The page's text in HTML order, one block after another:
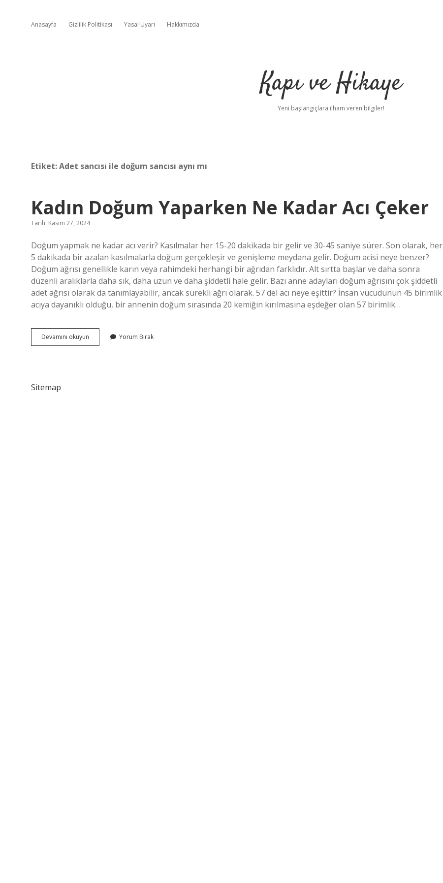
Anasayfa Gizlilik Politikası Yasal Uyarı Hakkımızda
Kapı ve Hikaye
Yeni başlangıçlara ilham veren bilgiler!
Etiket:Adet sancısı ile doğum sancısı aynı mı
Kadın Doğum Yaparken Ne Kadar Acı Çeker
Tarih: Kasım 27, 2024
Doğum yapmak ne kadar acı verir? Kasılmalar her 15-20 dakikada bir gelir ve 30-45 saniye sürer. Son olarak, her
5 dakikada bir azalan kasılmalarla doğum gerçekleşir ve genişleme meydana gelir. Doğum acisi neye benzer?
Doğum ağrısı genellikle karın veya rahimdeki herhangi bir ağrıdan farklıdır. Alt sırtta başlar ve daha sonra
düzenli aralıklarla daha sık, daha uzun ve daha şiddetli hale gelir. Bazı anne adayları doğum ağrısını çok şiddetli
adet ağrısı olarak da tanımlayabilir, ancak sürekli ağrı olarak. 57 del acı neye eşittir? İnsan vücudunun 45 birimlik
acıya dayanıklı olduğu, bir annenin doğum sırasında 20 kemiğin kırılmasına eşdeğer olan 57 birimlik…
Devamını okuyun
Doğum
Yorum Bırak
Sitemap